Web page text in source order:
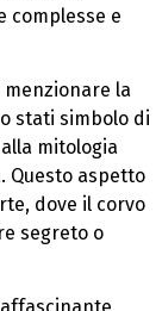
complesse e
la
stati simbolo di
mitologia
Questo aspetto
dove il corvo
segreto o